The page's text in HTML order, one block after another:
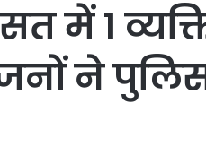
में 1
ने